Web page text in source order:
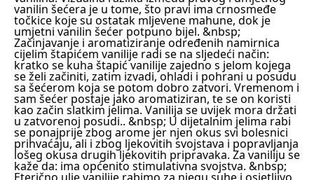
vanilin šećera je u tome, što pravi ima crnosmeđe
točkice koje su ostatak mljevene mahune, dok je
umjetni vanilin šećer potpuno bijel. &nbsp;
Začinjavanje i aromatiziranje određenih namirnica
cijelim štapićem vanilije radi se na sljedeći način:
kratko se kuha štapić vanilije zajedno s jelom kojega
se želi začiniti, zatim izvadi, ohladi i pohrani u posudu
sa šećerom koja se potom dobro zatvori. Vremenom i
sam šećer postaje jako aromatiziran, te se on koristi
kao začin slatkim jelima. Vanilija se uvijek mora držati
u zatvorenoj posudi.. &nbsp; U dijetalnim jelima rabi
se ponajprije zbog arome jer njen okus svi bolesnici
prihvaćaju, ali i zbog ljekovitih svojstava i popravljanja
lošeg okusa drugih ljekovitih pripravaka. Za vaniliju se
kaže da: ima općenito stimulativna svojstva. &nbsp;